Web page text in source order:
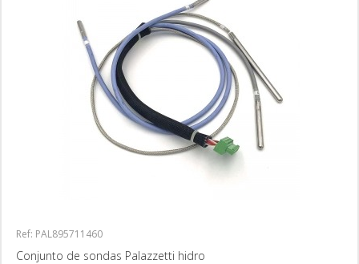
Ref: PAL895711460
Conjunto de sondas Palazzetti hidro